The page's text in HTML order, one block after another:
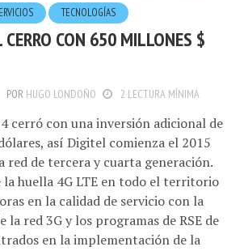
TECNOLOGÍ­AS
CON 650 MILLONES $
POR HUGO LONDOÑO 2 LECTURA MÍNIMA
cerró con una inversión adicional de
así Digitel comienza el 2015
red de tercera y cuarta generación.
la huella 4G LTE en todo el territorio
en la calidad de servicio con la
la red 3G y los programas de RSE de
en la implementación de la